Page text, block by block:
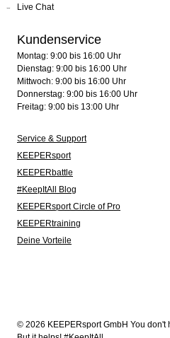
Live Chat
Kundenservice
Montag: 9:00 bis 16:00 Uhr
Dienstag: 9:00 bis 16:00 Uhr
Mittwoch: 9:00 bis 16:00 Uhr
Donnerstag: 9:00 bis 16:00 Uhr
Freitag: 9:00 bis 13:00 Uhr
Service & Support
KEEPERsport
KEEPERbattle
#KeepItAll Blog
KEEPERsport Circle of Pro
KEEPERtraining
Deine Vorteile
© 2026 KEEPERsport GmbH You don't